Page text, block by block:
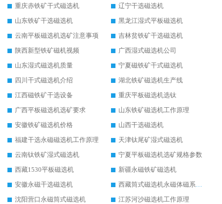
重庆赤铁矿干式磁选机
辽宁干选磁选机
山东铁矿干选磁选机
黑龙江湿式平板磁选机
云南平板磁选机选矿注意事项
吉林贫铁矿干选磁选机
陕西新型铁矿磁机视频
广西湿式磁选机公司
山东湿式磁选机质量
宁夏磁铁矿干式磁选机
四川干式磁选机介绍
湖北铁矿磁选机生产线
江西磁铁矿干选设备
重庆平板磁选机选钛
广西平板磁选机选矿要求
山东铁矿磁选机工作原理
安徽铁矿磁选机价格
山西干选磁选机
福建干选永磁磁选机工作原理
天津钛尾矿湿式磁选机
云南钛铁矿湿式磁选机
宁夏平板磁选机选矿规格参数
西藏1530平板磁选机
新疆永磁铁矿磁选机
安徽永磁干选磁选机
西藏筒式磁选机永磁体磁系设计
沈阳营口永磁筒式磁选机
江苏河沙磁选机工作原理